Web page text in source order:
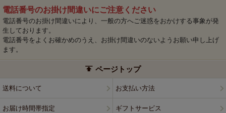
電話番号のお掛け間違いにご注意ください
電話番号のお掛け間違いにより、一般の方へご迷惑をおかけする事象が発
生しております。
電話番号をよくお確かめのうえ、お掛け間違いのないようお願い申し上げ
ます。
ページトップ
送料について お支払い方法
お届け時間帯指定 ギフトサービス